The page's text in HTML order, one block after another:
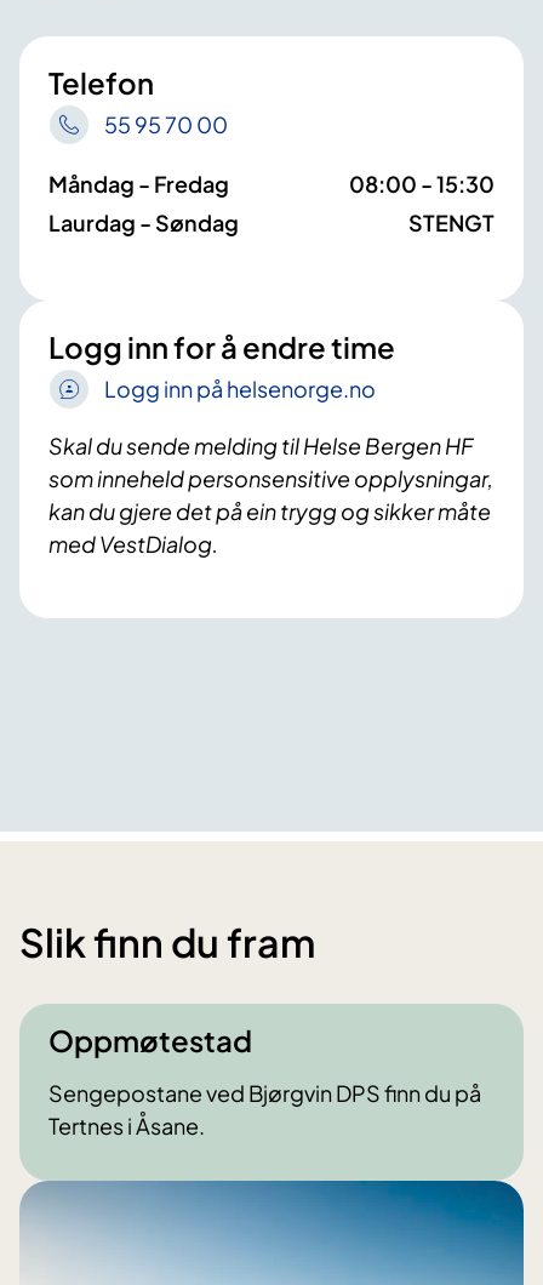
Telefon
55 95 70 00
Måndag - Fredag
08:00 - 15:30
Laurdag - Søndag
STENGT
Logg inn for å endre time
Logg inn på helsenorge.no
Skal du sende melding til Helse Bergen HF
som inneheld personsensitive opplysningar,
kan du gjere det på ein trygg og sikker måte
med VestDialog.
Slik finn du fram
Oppmøtestad
Sengepostane ved Bjørgvin DPS finn du på
Tertnes i Åsane.